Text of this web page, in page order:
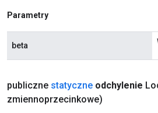
Parametry
beta
publiczne statyczne odchylenie
zmiennoprzecinkowe)